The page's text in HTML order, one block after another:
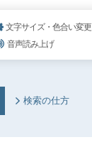
文字サイズ・色合い変更
音声読み上げ
検索の仕方